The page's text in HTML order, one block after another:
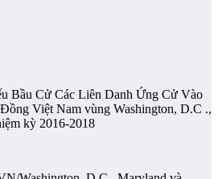
Bầu Cử Các Liên Danh Ứng Cử Vào
Việt Nam vùng Washington, D.C .,
kỳ 2016-2018